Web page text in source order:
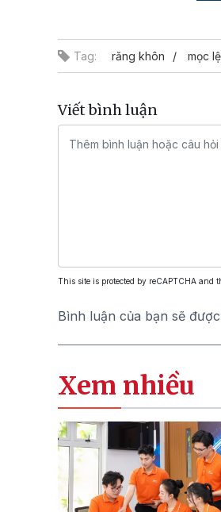
Tag: răng khôn mọc
Viết bình luận
This site is protected by reCAPTCHA and
Bình luận của bạn sẽ
Xem nhiều